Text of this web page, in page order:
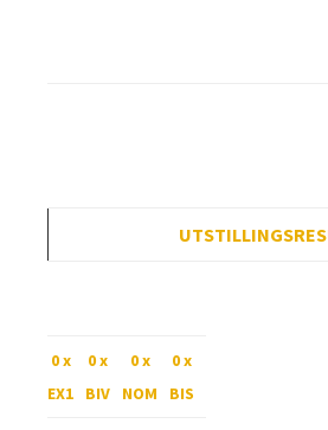
0 x
EX1
0 x
BIV
0 x
NOM
0 x
BIS